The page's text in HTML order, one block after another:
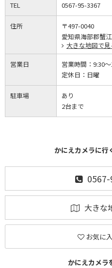
TEL 0567-95-3367
住所
〒497-0040
愛知県海部郡蟹
大きな地図で見
営業日 営業時間： 9:30
定休日： 日曜
駐車場
あり
2台まで
かにえカメラに行
大きな
お気に
かにえカメラ